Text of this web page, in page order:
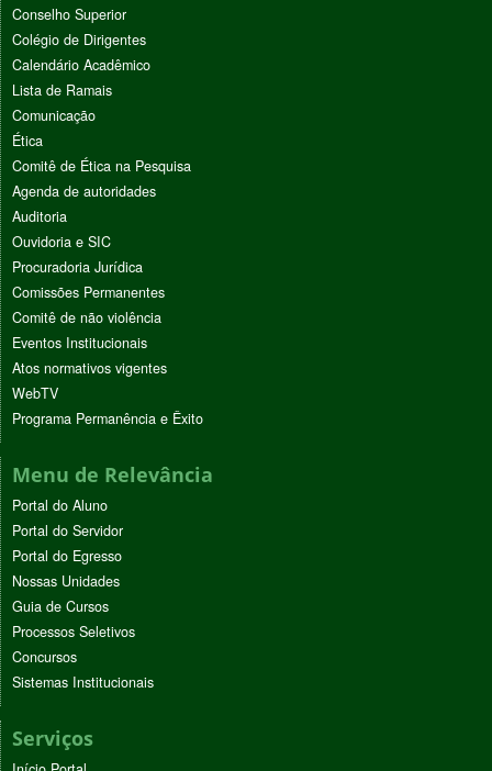
Conselho Superior
Colégio de Dirigentes
Calendário Acadêmico
Lista de Ramais
Comunicação
Ética
Comitê de Ética na Pesquisa
Agenda de autoridades
Auditoria
Ouvidoria e SIC
Procuradoria Jurídica
Comissões Permanentes
Comitê de não violência
Eventos Institucionais
Atos normativos vigentes
WebTV
Programa Permanência e Êxito
Menu de Relevância
Portal do Aluno
Portal do Servidor
Portal do Egresso
Nossas Unidades
Guia de Cursos
Processos Seletivos
Concursos
Sistemas Institucionais
Serviços